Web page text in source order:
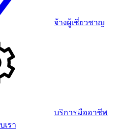
จ้างผู้เชี่ยวชาญ
บริการมืออาชีพ
รา